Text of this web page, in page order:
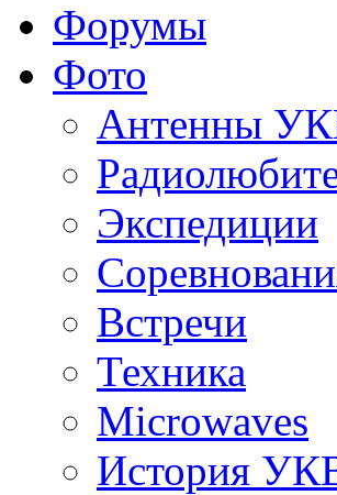
Форумы
Фото
Антенны
Экспедиции
Встречи
Техника
Microwaves
История